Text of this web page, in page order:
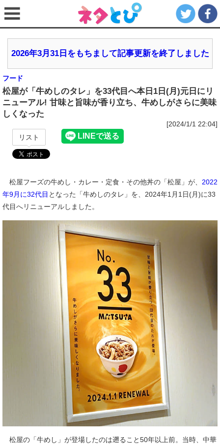
2026年3月31日をもちまして記事更新を終了しました
フード
松屋が「牛めしのタレ」を33代目へ本日1日(月)元日にリ
ニューアル! 甘味と旨味が香り立ち、牛めしがさらに美味
しくなった
[2024/1/1 22:04]
リスト
松屋フーズの牛めし・カレー・定食・その他丼の「松屋」が、 2022
年9月に32代目 となった「牛めしのタレ」を、2024年1月1日(月)に33
代目へリニューアルしました。
松屋の「牛めし」が登場したのは遡ること50年以上前。当時、中華